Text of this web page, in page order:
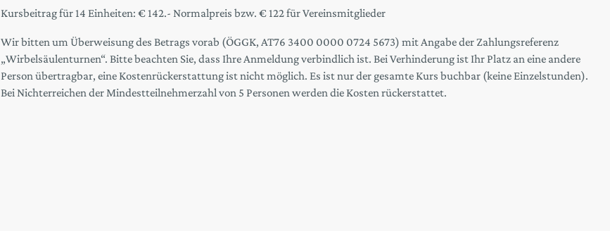
Kursbeitrag für 14 Einheiten: € 142.- Normalpreis bzw. € 122 für Vereinsmitglieder
Wir bitten um Überweisung des Betrags vorab (ÖGGK, AT76 3400 0000 0724 5673) mit Angabe der Zahlungsreferenz
„Wirbelsäulenturnen“. Bitte beachten Sie, dass Ihre Anmeldung verbindlich ist. Bei Verhinderung ist Ihr Platz an eine andere
Person übertragbar, eine Kostenrückerstattung ist nicht möglich. Es ist nur der gesamte Kurs buchbar (keine Einzelstunden).
Bei Nichterreichen der Mindestteilnehmerzahl von 5 Personen werden die Kosten rückerstattet.